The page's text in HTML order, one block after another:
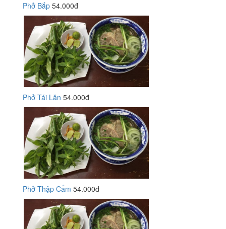
Phở Bắp 54.000đ
Phở Tái Lăn 54.000đ
Phở Thập Cẩm 54.000đ